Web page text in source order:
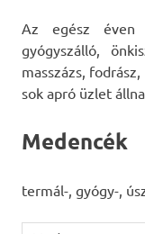
Az egész
gyógyszálló,
masszázs,
sok apró üzlet
Medencék
termál-, gyógy-,